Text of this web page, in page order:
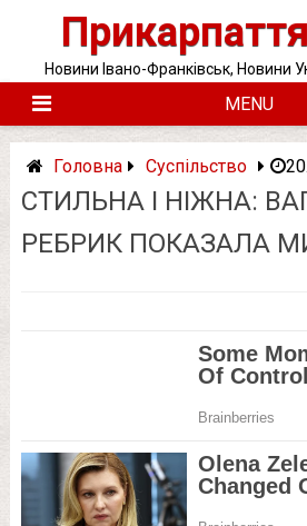
Новини Івано-Франківськ, Новини
MENU
Головна Суспільство
СТИЛЬНА І НІЖНА:
РЕБРИК ПОКАЗАЛА